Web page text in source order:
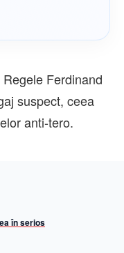
Ferdinand
suspect, ceea
anti-tero.
în serios